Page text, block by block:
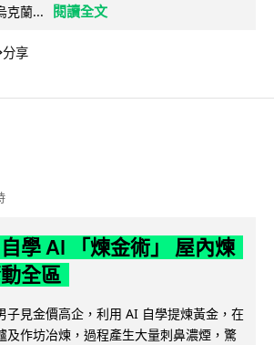
克蘭...
閱讀全文
分享
學 AI 「煉金術」 屋內煉
全區
子見金價高企，利用 AI 自學提煉黃金，在
及作坊冶煉，過程產生大量刺鼻濃煙，驚